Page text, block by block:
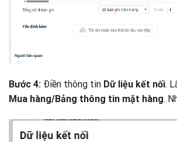
Bước 4: Điền thông tin Dữ liệu kết nối.
Mua hàng/Bảng thông tin mặt hàng.